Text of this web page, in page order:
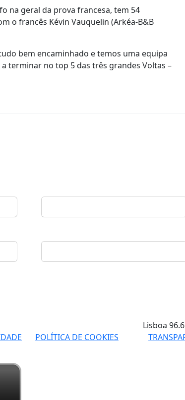
na geral da prova francesa, tem 54
o francês Kévin Vauquelin (Arkéa-B&B
bem encaminhado e temos uma equipa
terminar no top 5 das três grandes Voltas –
Lisboa
POLÍTICA DE COOKIES